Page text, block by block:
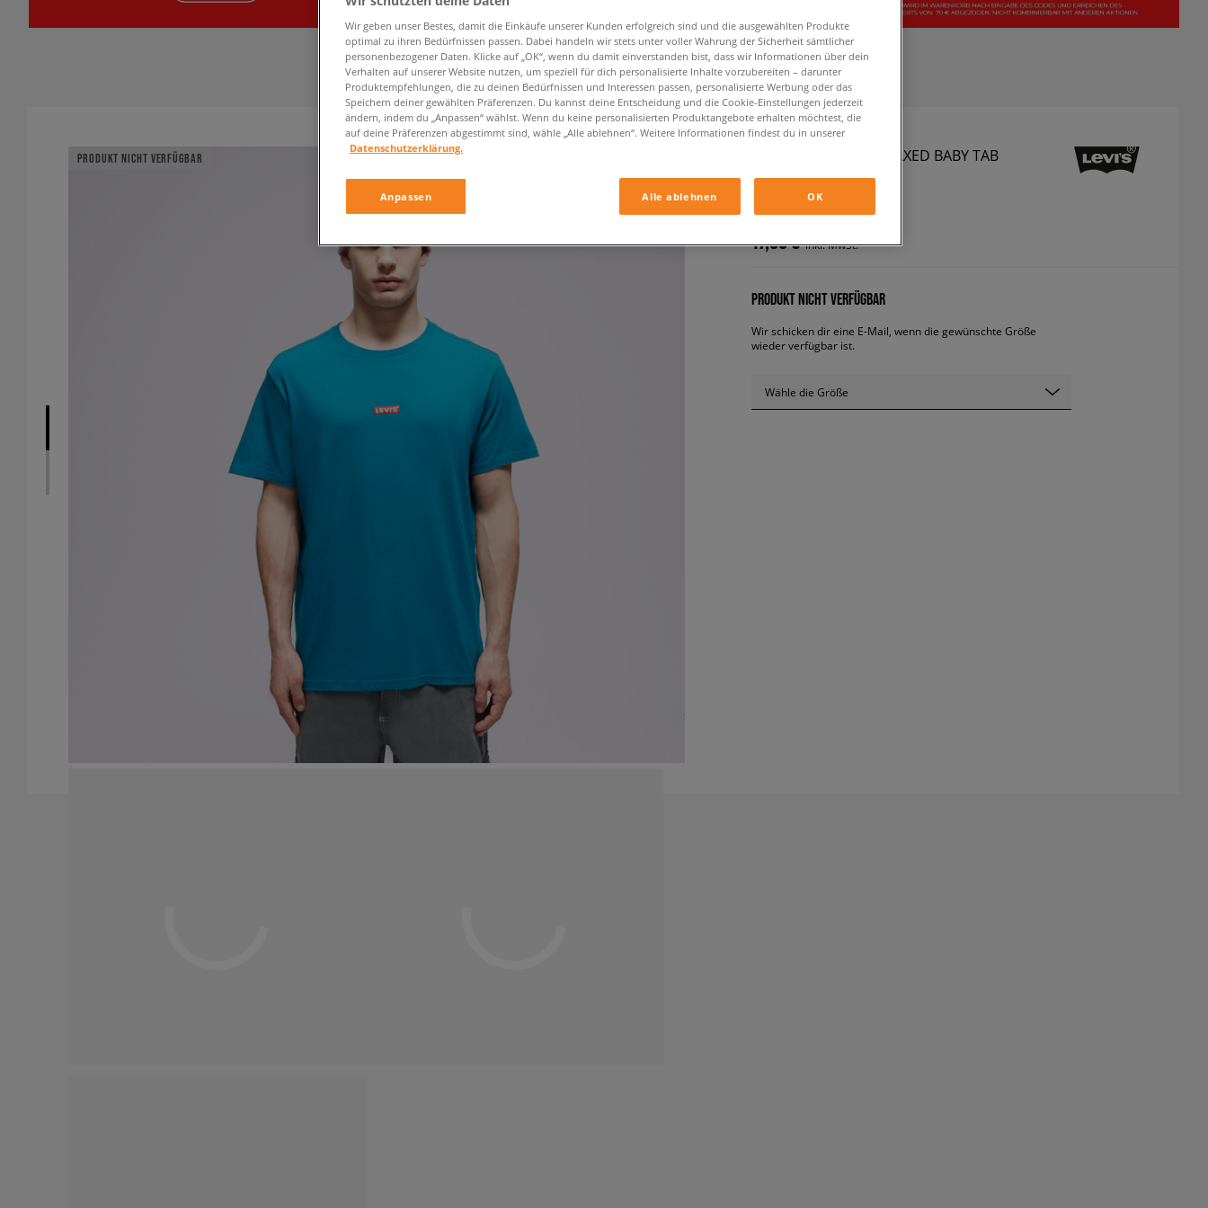
PRODUKT NICHT VERFÜGBAR LEVI'S T-SHIRT SS RELAXED BABY TAB
herren, t-shirts
17,99 € inkl. MwSt.
PRODUKT NICHT VERFÜGBAR
Wir schicken dir eine E-Mail, wenn die gewünschte Größe
wieder verfügbar ist.
Wähle die Größe
Wir geben unser Bestes, damit die Einkäufe unserer Kunden erfolgreich sind und die ausgewählten Produkte
optimal zu ihren Bedürfnissen passen. Dabei handeln wir stets unter voller Wahrung der Sicherheit sämtlicher
personenbezogener Daten. Klicke auf „OK“, wenn du damit einverstanden bist, dass wir Informationen über dein
Verhalten auf unserer Website nutzen, um speziell für dich personalisierte Inhalte vorzubereiten – darunter
Produktempfehlungen, die zu deinen Bedürfnissen und Interessen passen, personalisierte Werbung oder das
Speichern deiner gewählten Präferenzen. Du kannst deine Entscheidung und die Cookie-Einstellungen jederzeit
ändern, indem du „Anpassen“ wählst. Wenn du keine personalisierten Produktangebote erhalten möchtest, die
auf deine Präferenzen abgestimmt sind, wähle „Alle ablehnen“. Weitere Informationen findest du in unserer
Datenschutzerklärung.
Anpassen Alle ablehnen OK